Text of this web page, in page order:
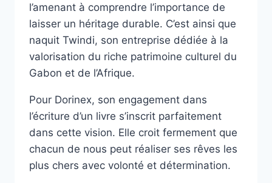
l’amenant à comprendre l’importance de
laisser un héritage durable. C’est ainsi que
naquit Twindi, son entreprise dédiée à la
valorisation du riche patrimoine culturel du
Gabon et de l’Afrique.
Pour Dorinex, son engagement dans
l’écriture d’un livre s’inscrit parfaitement
dans cette vision. Elle croit fermement que
chacun de nous peut réaliser ses rêves les
plus chers avec volonté et détermination.